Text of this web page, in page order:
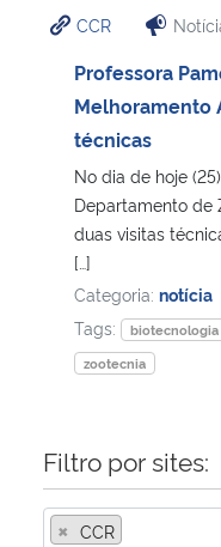
CCR
Professora
Melhoramento
técnicas
No dia de hoje
Departamento de
duas visitas
[…]
Categoria: notícia
Tags:
biotecnologia
zootecnia
Filtro por sites:
× CCR